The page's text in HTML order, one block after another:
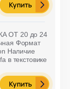
Купить
ОТ 20 до 24
Формат
Наличие
в текстовике
Купить